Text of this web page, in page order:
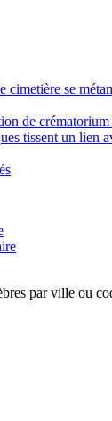
cimetière se
de
tissent un lien
par ville ou